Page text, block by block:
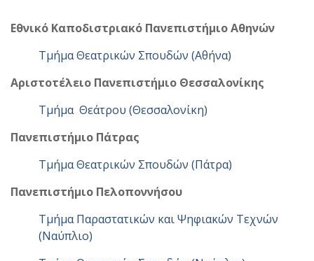
Εθνικό Καποδιστριακό Πανεπιστήμιο Αθηνών
Τμήμα Θεατρικών Σπουδών (Αθήνα)
Αριστοτέλειο Πανεπιστήμιο Θεσσαλονίκης
Τμήμα Θεάτρου (Θεσσαλονίκη)
Πανεπιστήμιο Πάτρας
Τμήμα Θεατρικών Σπουδών (Πάτρα)
Πανεπιστήμιο Πελοποννήσου
Τμήμα Παραστατικών και Ψηφιακών Τεχνών
(Ναύπλιο)